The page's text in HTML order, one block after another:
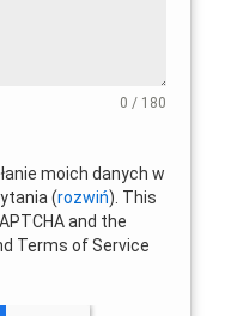
0 / 180
moich danych w
(rozwiń). This
and the
Terms of Service